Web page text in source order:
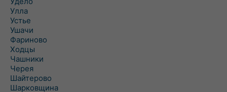
Улла
Устье
Ушачи
Фариново
Ходцы
Чашники
Черея
Шайтерово
Шарковщина